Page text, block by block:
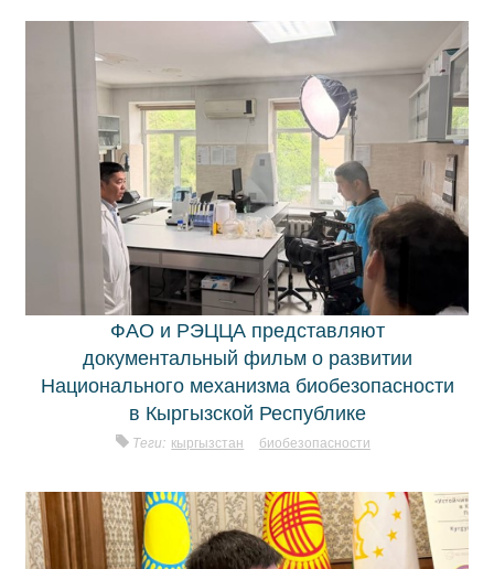
ФАО и РЭЦЦА представляют
документальный фильм о развитии
Национального механизма биобезопасности
в Кыргызской Республике
Теги: кыргызстан биобезопасности